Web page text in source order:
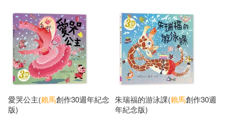
親子天下(23)
河北教育出版社(1)
配送方式 (可複選)
愛哭公主(賴馬創作30週年紀念
版)
朱瑞福的游泳課(賴馬創作30週
年紀念版)